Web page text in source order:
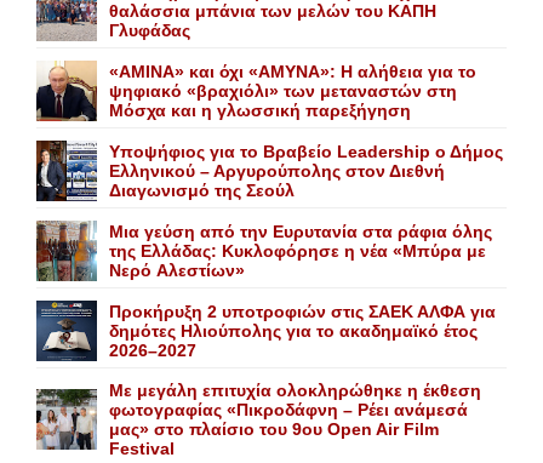
θαλάσσια μπάνια των μελών του KAΠH
Γλυφάδας
«AMINA» και όχι «ΑΜΥΝΑ»: Η αλήθεια για το
ψηφιακό «βραχιόλι» των μεταναστών στη
Μόσχα και η γλωσσική παρεξήγηση
Yποψήφιος για το Bραβείο Leadership ο Δήμος
Ελληνικού – Αργυρούπολης στον Διεθνή
Διαγωνισμό της Σεούλ
Mια γεύση από την Eυρυτανία στα ράφια όλης
της Ελλάδας: Κυκλοφόρησε η νέα «Μπύρα με
Nερό Aλεστίων»
Προκήρυξη 2 υποτροφιών στις ΣΑΕΚ ΑΛΦΑ για
δημότες Ηλιούπολης για το ακαδημαϊκό έτος
2026–2027
Με μεγάλη επιτυχία ολοκληρώθηκε η έκθεση
φωτογραφίας «Πικροδάφνη – Ρέει ανάμεσά
μας» στο πλαίσιο του 9ου Open Air Film
Festival